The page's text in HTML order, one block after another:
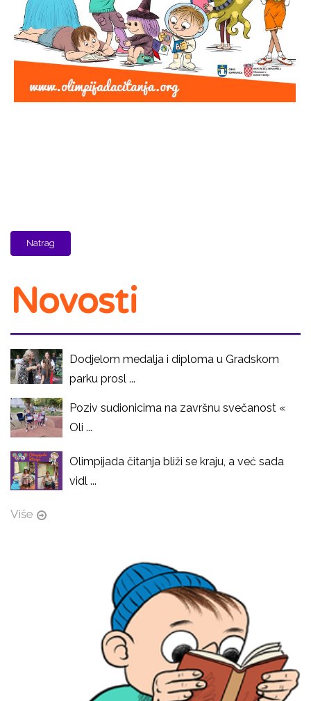
Natrag
Novosti
Dodjelom medalja i diploma u Gradskom
parku prosl ...
Poziv sudionicima na završnu svečanost «
Oli ...
Olimpijada čitanja bliži se kraju, a već sada
vidl ...
Više